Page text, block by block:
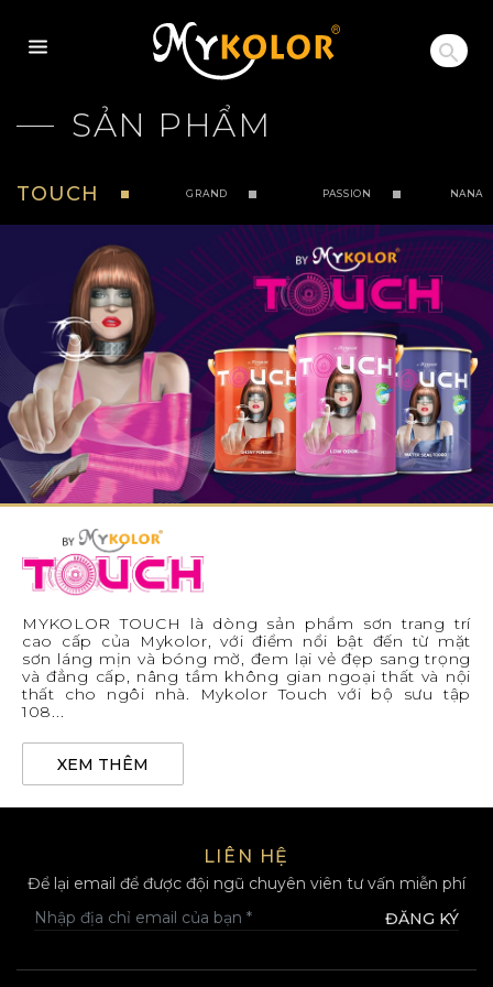
MYKOLOR
SẢN PHẨM
TOUCH GRAND PASSION NANA
MYKOLOR TOUCH là dòng sản phẩm sơn trang trí
cao cấp của Mykolor, với điểm nổi bật đến từ mặt
sơn láng mịn và bóng mờ, đem lại vẻ đẹp sang trọng
và đẳng cấp, nâng tầm không gian ngoại thất và nội
thất cho ngôi nhà. Mykolor Touch với bộ sưu tập
108...
XEM THÊM
LIÊN HỆ
Để lại email để được đội ngũ chuyên viên tư vấn miễn phí
ĐĂNG KÝ